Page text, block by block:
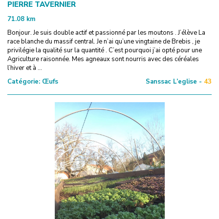
PIERRE TAVERNIER
71.08 km
Bonjour. Je suis double actif et passionné par les moutons . J’élève La
race blanche du massif central. Je n’ai qu’une vingtaine de Brebis , je
privilégie la qualité sur la quantité . C’est pourquoi j’ai opté pour une
Agriculture raisonnée. Mes agneaux sont nourris avec des céréales
l’hiver et à ...
Catégorie: Œufs Sanssac L’eglise - 43